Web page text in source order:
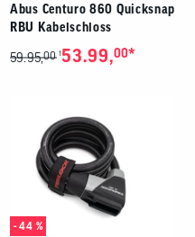
Abus Centuro 860 Quicksnap
RBU Kabelschloss
59.95,00 153.99,00*
- 44 %